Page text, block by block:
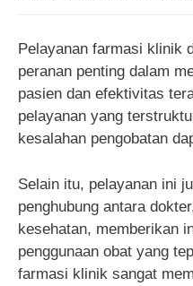
Pelayanan farmasi klinik
peranan penting dalam
pasien dan efektivitas
pelayanan yang
kesalahan pengobatan
Selain itu, pelayanan ini
penghubung antara
kesehatan, memberikan
penggunaan obat yang
farmasi klinik sangat